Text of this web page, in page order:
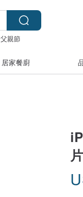
父親節
居家餐廚